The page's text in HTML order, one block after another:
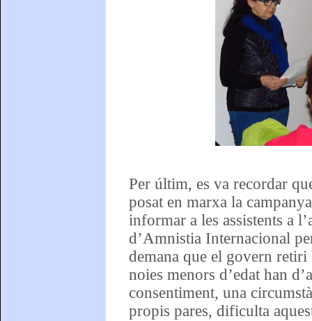
Per últim, es va recordar
posat en marxa la
informar a les assistents a
d’Amnistia Internacional
demana que el govern
noies menors d’edat han
consentiment, una
propis pares, dificulta